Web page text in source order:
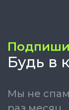
Будь в
Мы не